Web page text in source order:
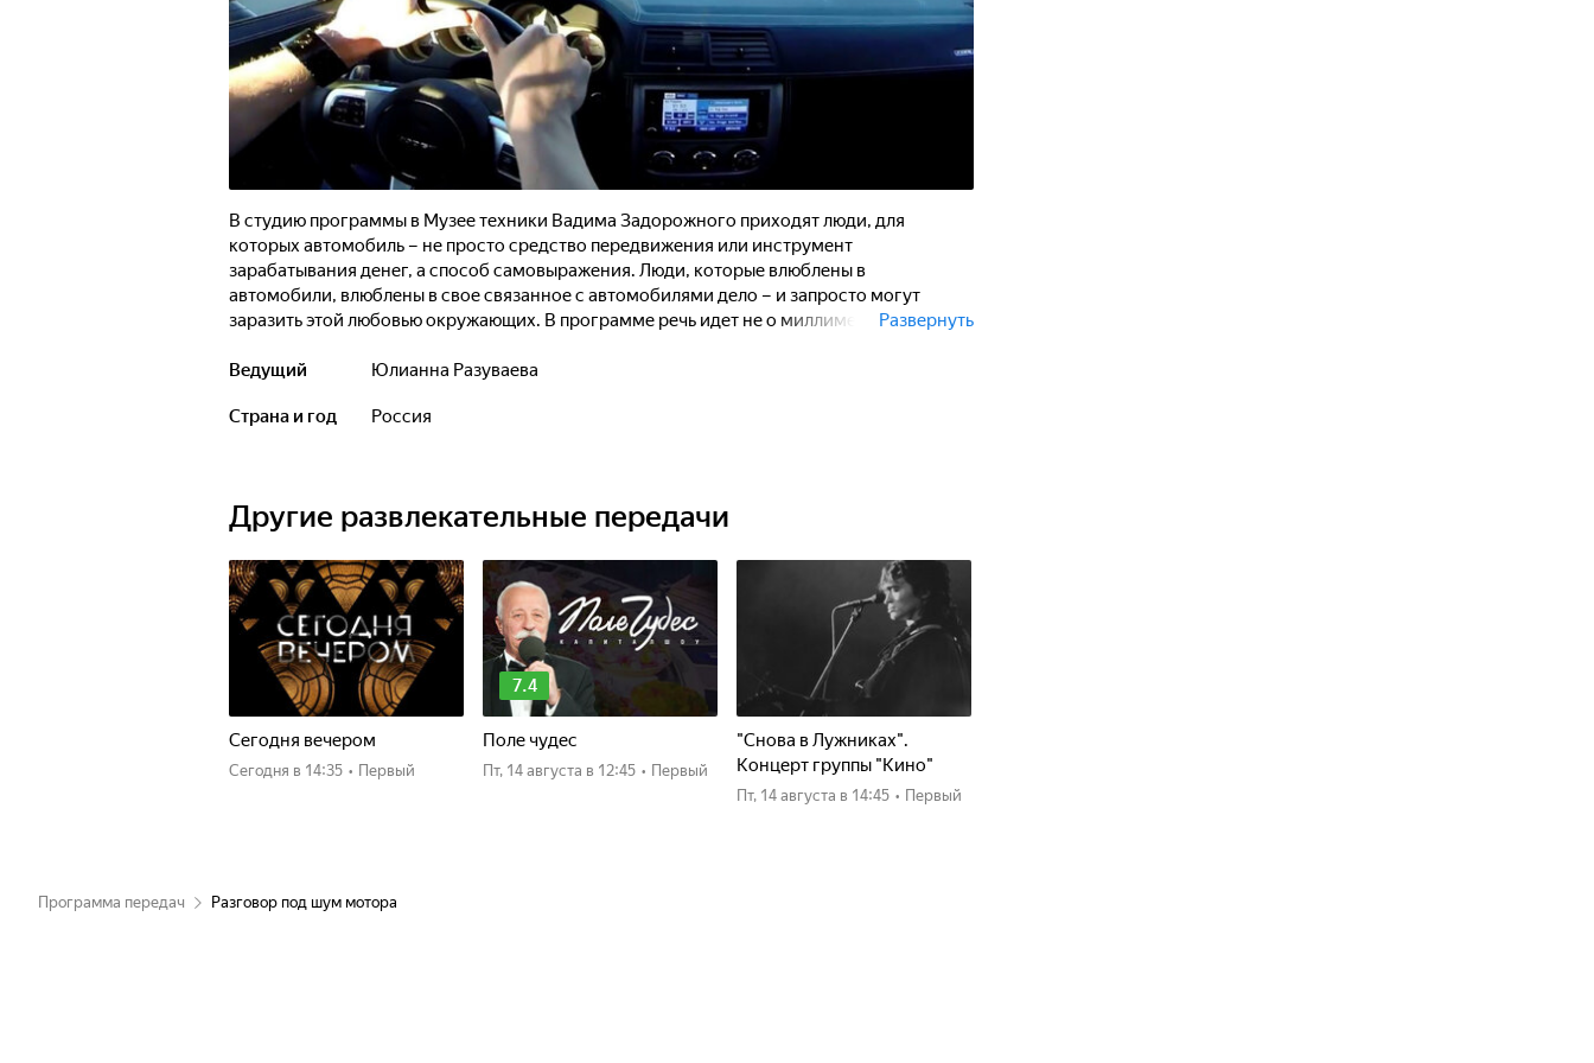
В студию программы в Музее техники Вадима Задорожного приходят люди, для
которых автомобиль – не просто средство передвижения или инструмент
зарабатывания денег, а способ самовыражения. Люди, которые влюблены в
автомобили, влюблены в свое связанное с автомобилями дело – и запросто могут
заразить этой любовью окружающих. В программе речь идет не о миллиметрах хода
общение с автомобилями – и которые остаются с человеком навсегда.
Развернуть
Ведущий Юлианна Разуваева
Страна и год Россия
Другие развлекательные передачи
Сегодня вечером
Сегодня в 14:35 • Первый
7.4
Поле чудес
пт, 14 августа в 12:45 • Первый
"Снова в Лужниках".
Концерт группы "Кино"
пт, 14 августа в 14:45 • Первый
Программа передач Разговор под шум мотора